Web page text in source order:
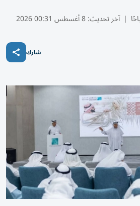
| آخر تحديث:8 أغسطس 00:31 2026
شارك